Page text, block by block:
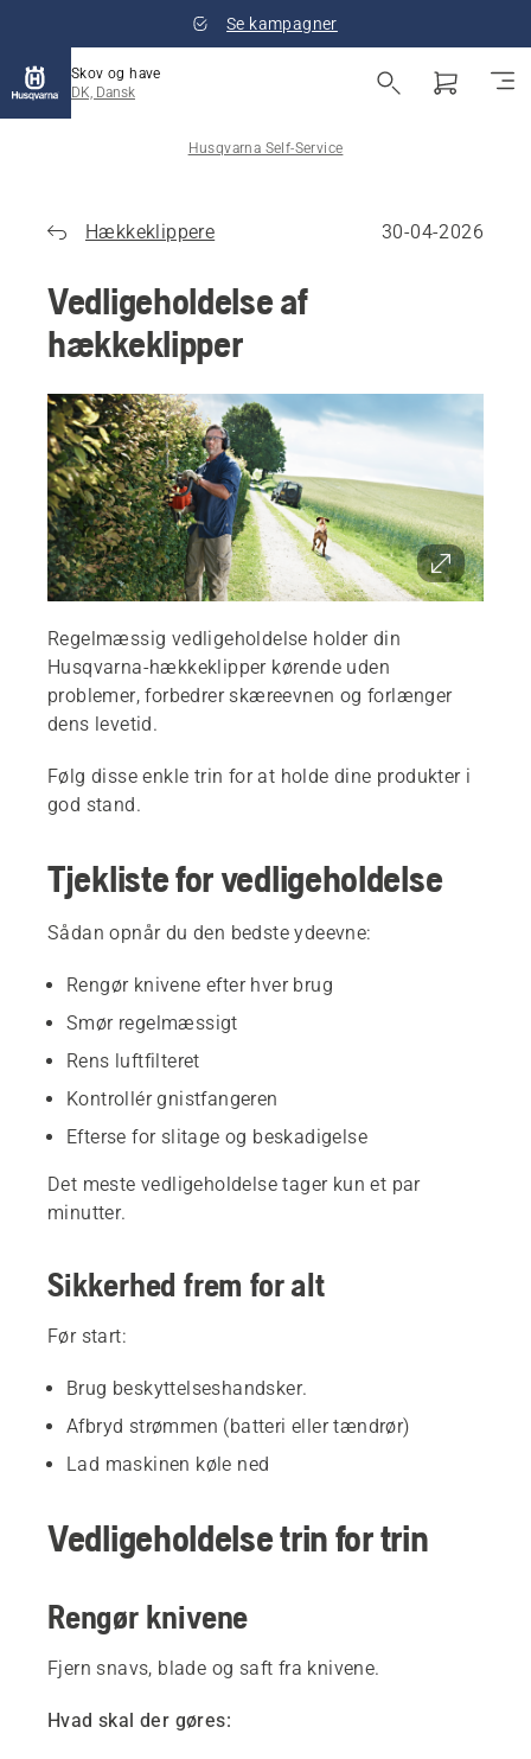
Se kampagner
Skov og have
DK, Dansk
Husqvarna Self-Service
Hækkeklippere 30-04-2026
Vedligeholdelse af
hækkeklipper
Regelmæssig vedligeholdelse holder din
Husqvarna-hækkeklipper kørende uden
problemer, forbedrer skæreevnen og forlænger
dens levetid.
Følg disse enkle trin for at holde dine produkter i
god stand.
Tjekliste for vedligeholdelse
Sådan opnår du den bedste ydeevne:
Rengør knivene efter hver brug
Smør regelmæssigt
Rens luftfilteret
Kontrollér gnistfangeren
Efterse for slitage og beskadigelse
Det meste vedligeholdelse tager kun et par
minutter.
Sikkerhed frem for alt
Før start:
Brug beskyttelseshandsker.
Afbryd strømmen (batteri eller tændrør)
Lad maskinen køle ned
Vedligeholdelse trin for trin
Rengør knivene
Fjern snavs, blade og saft fra knivene.
Hvad skal der gøres: